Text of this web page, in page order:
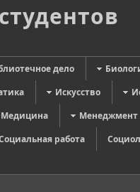
дело
Искусство
Медицина
Менеджмент
работа